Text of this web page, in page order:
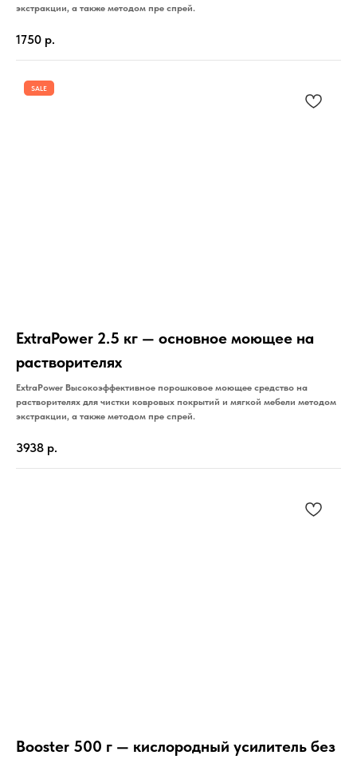
экстракции, а также методом пре спрей.
1750 р.
SALE
ExtraPower 2.5 кг — основное моющее на
растворителях
ExtraPower Высокоэффективное порошковое моющее средство на
растворителях для чистки ковровых покрытий и мягкой мебели методом
экстракции, а также методом пре спрей.
3938 р.
Booster 500 г — кислородный усилитель без